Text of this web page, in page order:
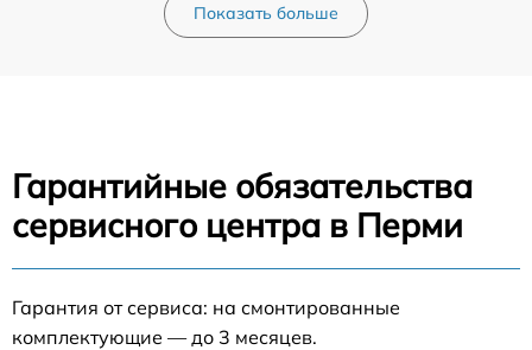
Показать больше
Гарантийные обязательства
сервисного центра в Перми
Гарантия от сервиса: на смонтированные
комплектующие — до 3 месяцев.